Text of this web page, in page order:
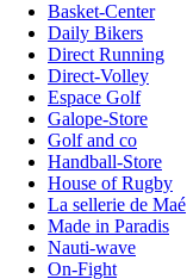
Basket-Center
Daily Bikers
Direct Running
Direct-Volley
Espace Golf
Galope-Store
Golf and co
Handball-Store
House of Rugby
La sellerie de Maé
Made in Paradis
Nauti-wave
On-Fight